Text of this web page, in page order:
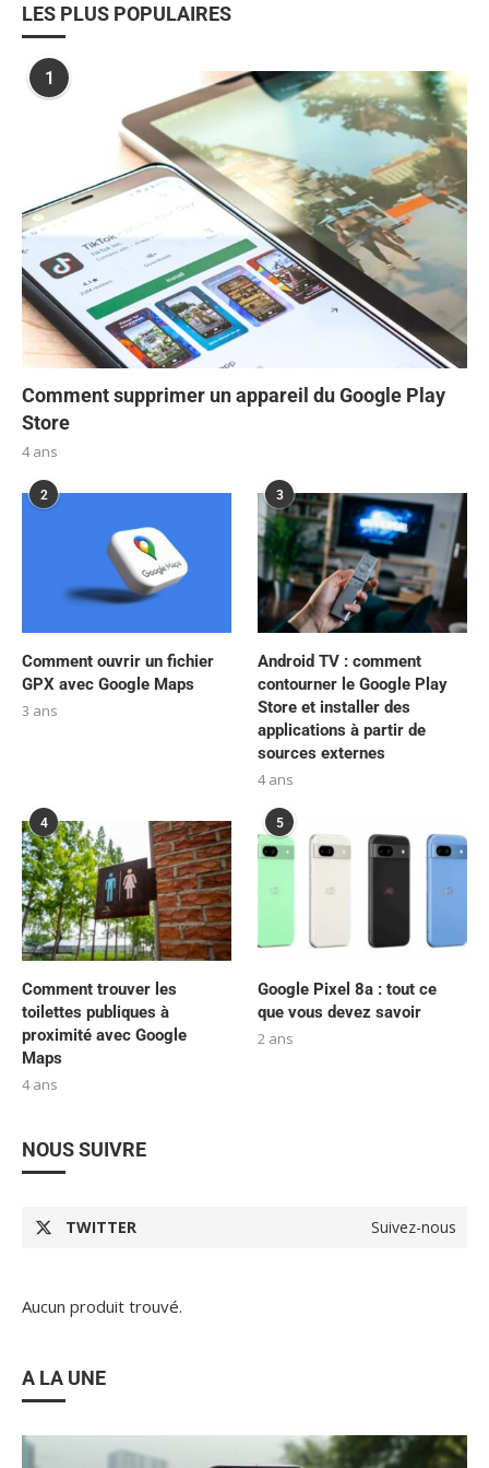
LES PLUS POPULAIRES
1
Comment supprimer un appareil du Google Play
Store
4 ans
2
Comment ouvrir un fichier
GPX avec Google Maps
3 ans
3
Android TV : comment
contourner le Google Play
Store et installer des
applications à partir de
sources externes
4 ans
4
Comment trouver les
toilettes publiques à
proximité avec Google
Maps
4 ans
5
Google Pixel 8a : tout ce
que vous devez savoir
2 ans
NOUS SUIVRE
TWITTER Suivez-nous
Aucun produit trouvé.
A LA UNE